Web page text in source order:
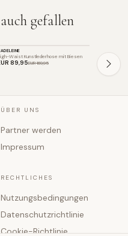
gefallen
SALE
Waist Kunstlederhose mit Biesen
89,95EUR 169,95
SALE
EUR 60
ÜBER UNS
Partner werden
Impressum
RECHTLICHES
Nutzungsbedingungen
Datenschutzrichtlinie
Cookie-Richtlinie